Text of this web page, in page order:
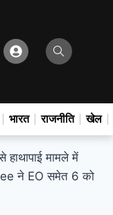
भारत राजनीति खेल
मामले में
ने EO समेत 6 को